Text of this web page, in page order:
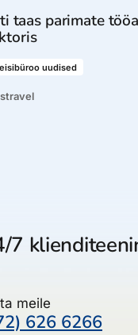
taas parimate
uudised
7
meile
626 6266